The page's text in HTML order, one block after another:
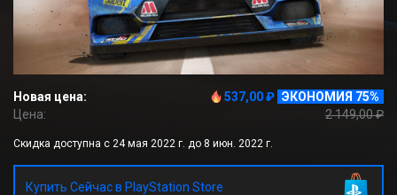
Новая цена: 537,00 ₽ ЭКОНОМИЯ 75%
Цена:
2 149,00 ₽
Скидка доступна с 24 мая 2022 г. до 8 июн. 2022 г.
Купить Сейчас в PlayStation Store